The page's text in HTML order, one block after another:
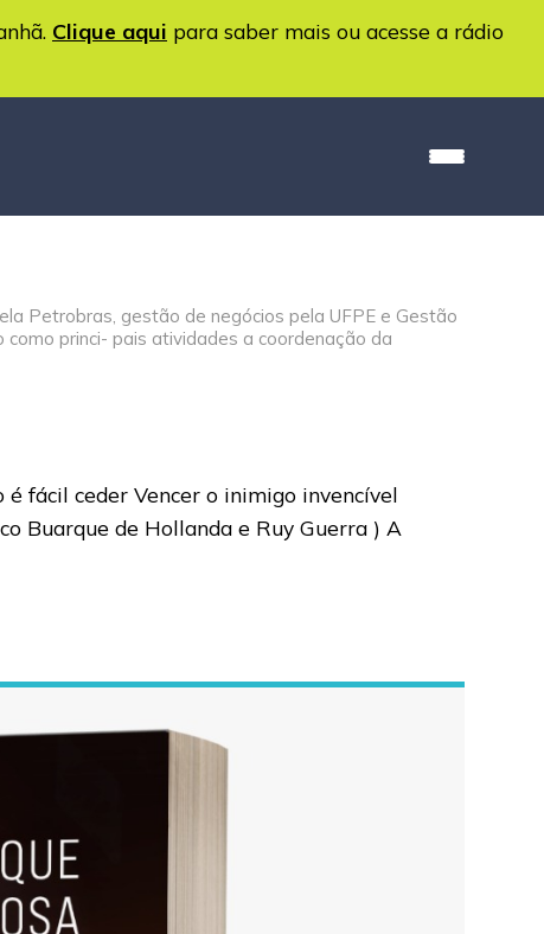
Clique aqui para saber mais ou acesse a rádio
Petrobras, gestão de negócios pela UFPE e Gestão
princi- pais atividades a coordenação da
fácil ceder Vencer o inimigo invencível
Buarque de Hollanda e Ruy Guerra ) A